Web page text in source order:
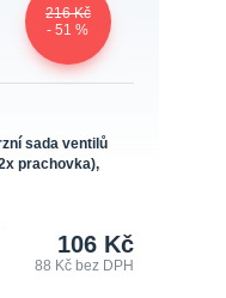
216 Kč
- 51 %
sada ventilů
prachovka),
106 Kč
88 Kč bez DPH